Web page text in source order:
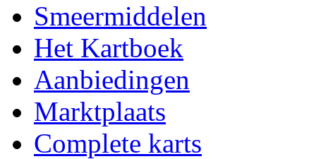
Smeermiddelen
Het Kartboek
Aanbiedingen
Marktplaats
Complete karts